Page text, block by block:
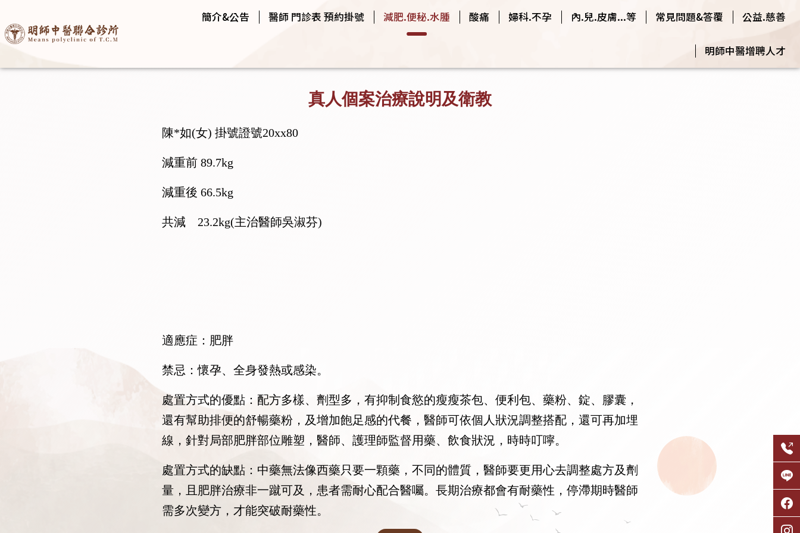
簡介&公告 醫師 門診表 預約掛號 減肥.便秘.水腫 酸痛 婦科.不孕 內.兒.皮膚...等 常見問題&答覆 公益.慈善
明師中醫增聘人才
真人個案治療說明及衛教
陳*如(女) 掛號證號20xx80
減重前 89.7kg
減重後 66.5kg
共減 23.2kg(主治醫師吳淑芬)
適應症：肥胖
禁忌：懷孕、全身發熱或感染。
處置方式的優點：配方多樣、劑型多，有抑制食慾的瘦瘦茶包、便利包、藥粉、錠、膠囊，
還有幫助排便的舒暢藥粉，及增加飽足感的代餐，醫師可依個人狀況調整搭配，還可再加埋
線，針對局部肥胖部位雕塑，醫師、護理師監督用藥、飲食狀況，時時叮嚀。
處置方式的缺點：中藥無法像西藥只要一顆藥，不同的體質，醫師要更用心去調整處方及劑
量，且肥胖治療非一蹴可及，患者需耐心配合醫囑。長期治療都會有耐藥性，停滯期時醫師
需多次變方，才能突破耐藥性。